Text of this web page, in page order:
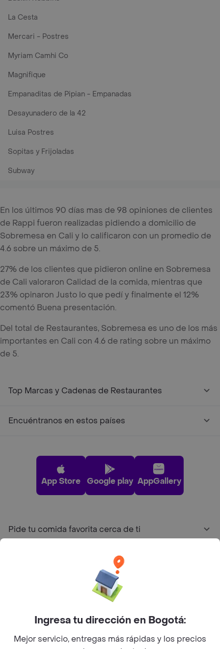
La Cesta
Mercari - Postres
Myriam Camhi Co
Magnifique
Empanaditas de Pipian - Empanadas
Desayunadero de la 42
Luisa Postres
Sopitas y Frijoladas
Subway
En los últimos 90 días mas de 98 opiniones de clientes
de Rappi fueron realizadas pidiendo a domicilio de
Sobremesa en Cali y lo calificaron con un promedio de
4.6 sobre un máximo de 5.
27% de los clientes que pidieron online en Sobremesa
de Cali valoraron Calidad de la comida, mientras que
23% opinaron Justo lo que pedí y finalmente el 12%
comentó Buena presentación.
Del total de Restaurantes, Sobremesa es uno de los más
importantes en Cali con 4.6 de rating sobre un máximo
de 5.
Top Marcas y Cadenas de Restaurantes
Encuéntranos en estos países
App Store Google play AppGallery
Pide tu comida favorita cerca de ti
Sobre RappiIngresa tu dirección en Bogotá:
Mejor servicio, entregas más rápidas y los precios